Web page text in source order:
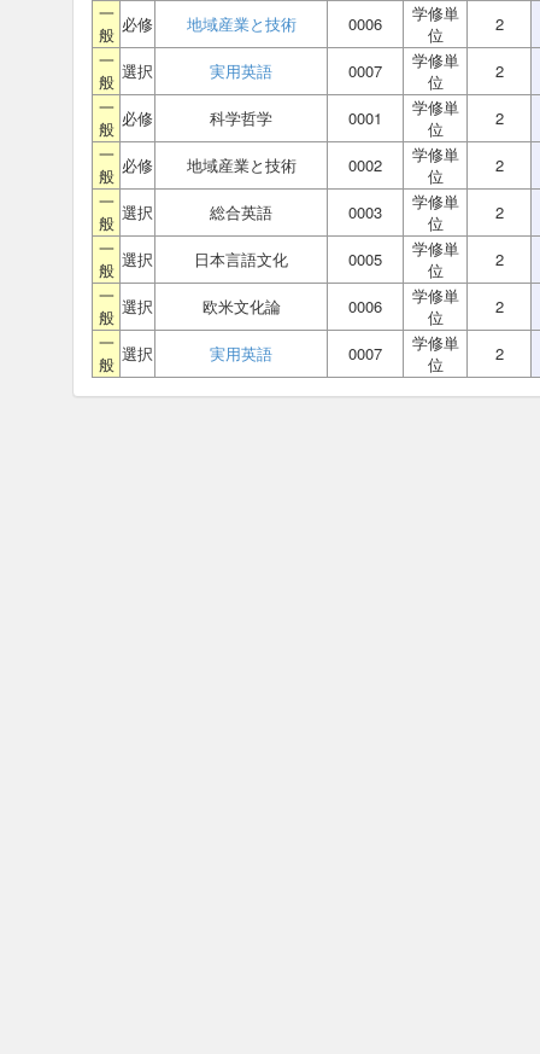
一
般 必修 地域産業と技術 0006
学修単
位
2
一
般 選択 実用英語 0007
学修単
位
2
一
般 必修 科学哲学 0001
学修単
位
2
一
般 必修 地域産業と技術 0002
学修単
位
2
一
般 選択 総合英語 0003
学修単
位
2
一
般 選択 日本言語文化 0005
学修単
位
2
一
般 選択 欧米文化論 0006
学修単
位
2
一
般 選択 実用英語 0007
学修単
位
2